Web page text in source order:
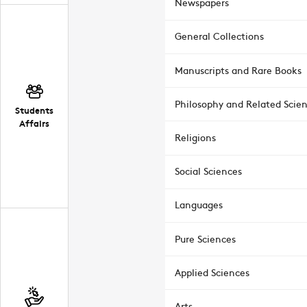
Students
Affairs
General Collections
Manuscripts and Rare Books
Philosophy and Related
Religions
Social Sciences
Languages
Pure Sciences
Applied Sciences